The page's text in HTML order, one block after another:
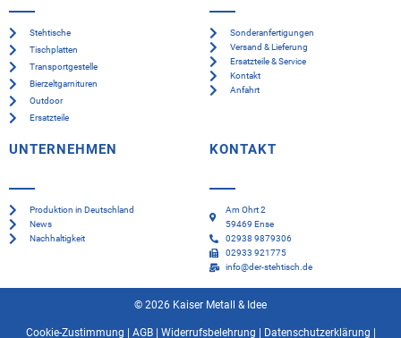
Stehtische
Tischplatten
Transportgestelle
Bierzeltgarnituren
Outdoor
Ersatzteile
Sonderanfertigungen
Versand & Lieferung
Ersatzteile & Service
Kontakt
Anfahrt
UNTERNEHMEN
Produktion in Deutschland
News
Nachhaltigkeit
KONTAKT
Am Ohrt 2
59469 Ense
02938 9879306
02933 921775
info@der-stehtisch.de
© 2026 Kaiser Metall & Idee
Cookie-Zustimmung AGB| Widerrufsbelehrung Datenschutzerklärung